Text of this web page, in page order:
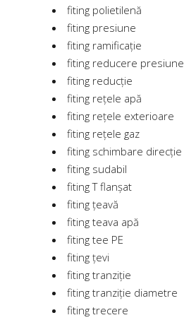
fiting polietilenă
fiting presiune
fiting ramificație
fiting reducere presiune
fiting reducție
fiting rețele apă
fiting rețele exterioare
fiting rețele gaz
fiting schimbare direcție
fiting sudabil
fiting T flanșat
fiting țeavă
fiting teava apă
fiting tee PE
fiting țevi
fiting tranziție
fiting tranziție diametre
fiting trecere